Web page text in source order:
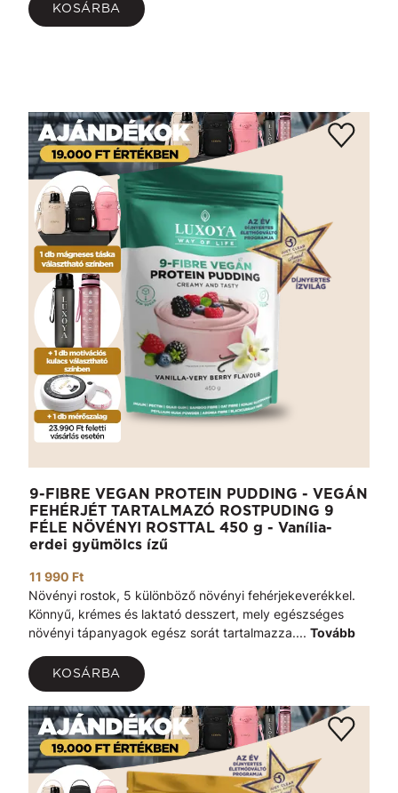
KOSÁRBA
9-FIBRE VEGAN PROTEIN PUDDING - VEGÁN
FEHÉRJÉT TARTALMAZÓ ROSTPUDING 9
FÉLE NÖVÉNYI ROSTTAL 450 g - Vanília-
erdei gyümölcs ízű
11 990 Ft
Növényi rostok, 5 különböző növényi fehérjekeverékkel.
Könnyű, krémes és laktató desszert, mely egészséges
növényi tápanyagok egész sorát tartalmazza.... Tovább
KOSÁRBA